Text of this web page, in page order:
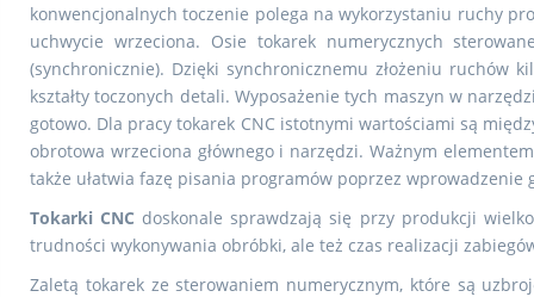
konwencjonalnych toczenie polega na wykorzystaniu ruchy
uchwycie wrzeciona. Osie tokarek numerycznych
(synchronicznie). Dzięki synchronicznemu złożeniu ruchów
kształty toczonych detali. Wyposażenie tych maszyn w
gotowo. Dla pracy tokarek CNC istotnymi wartościami są
obrotowa wrzeciona głównego i narzędzi. Ważnym
także ułatwia fazę pisania programów poprzez
Tokarki CNC doskonale sprawdzają się przy produkcji
trudności wykonywania obróbki, ale też czas realizacji
Zaletą tokarek ze sterowaniem numerycznym, które są